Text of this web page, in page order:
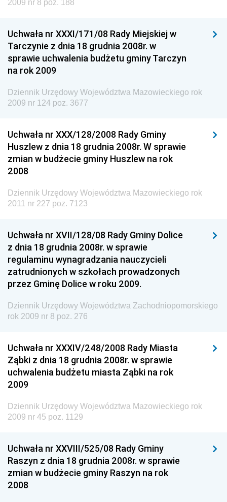
Dziennik Urzędowy Ministra Cyfryzacji
Dziennik Urzędowy Ministra Infrastruktury i
Budownictwa
Dziennik Urzędowy Ministra Gospodarki Morskiej i
Dziennik Urzędowy Ministra Energii
Dziennik Urzędowy Ministra Sprawiedliwości
Dziennik Urzędowy Ministra Rozwoju i Finansów
Dziennik Urzędowy Wyższego Urzędu Górniczego
Kolejowego
Dziennik Urzędowy Ministra Inwestycji i Rozwoju
Dziennik Urzędowy Naczelnego Dyrektora Archiwów
Państwowych
Dziennik Urzędowy Ministra Finansów, Inwestycji i
Rozwoju
Dziennik Urzędowy Ministra Klimatu
Dziennik Urzędowy Ministra Funduszy i Polityki
Regionalnej
Dziennik Urzędowy Ministra Aktywów Państwowych
Dziennik Urzędowy Ministra Zdrowia
Dziennik Urzędowy Ministra Środowiska i Głównego
Dziennik Urzędowy Ministra Klimatu i Środowiska
Dziennik Urzędowy Ministerstwa Kultury, Dziedzictwa
Narodowego i Sportu
2009 nr 8 poz. 188
Uchwała nr XXXI/171/08 Rady Miejskiej w
Tarczynie z dnia 18 grudnia 2008r. w
sprawie uchwalenia budżetu gminy Tarczyn
na rok 2009
Dziennik Urzędowy Województwa Mazowieckiego rok
2009 nr 124 poz. 3677
Uchwała nr XXX/128/2008 Rady Gminy
Huszlew z dnia 18 grudnia 2008r. W sprawie
zmian w budżecie gminy Huszlew na rok
2008
Dziennik Urzędowy Województwa Mazowieckiego rok
2011 nr 227 poz. 7123
Uchwała nr XVII/128/08 Rady Gminy Dolice
z dnia 18 grudnia 2008r. w sprawie
regulaminu wynagradzania nauczycieli
zatrudnionych w szkołach prowadzonych
przez Gminę Dolice w roku 2009.
Dziennik Urzędowy Województwa Zachodniopomorskiego
rok 2009 nr 8 poz. 276
Uchwała nr XXXIV/248/2008 Rady Miasta
Ząbki z dnia 18 grudnia 2008r. w sprawie
uchwalenia budżetu miasta Ząbki na rok
2009
Dziennik Urzędowy Województwa Mazowieckiego rok
2009 nr 45 poz. 1129
Uchwała nr XXVIII/525/08 Rady Gminy
Raszyn z dnia 18 grudnia 2008r. w sprawie
zmian w budżecie gminy Raszyn na rok
2008